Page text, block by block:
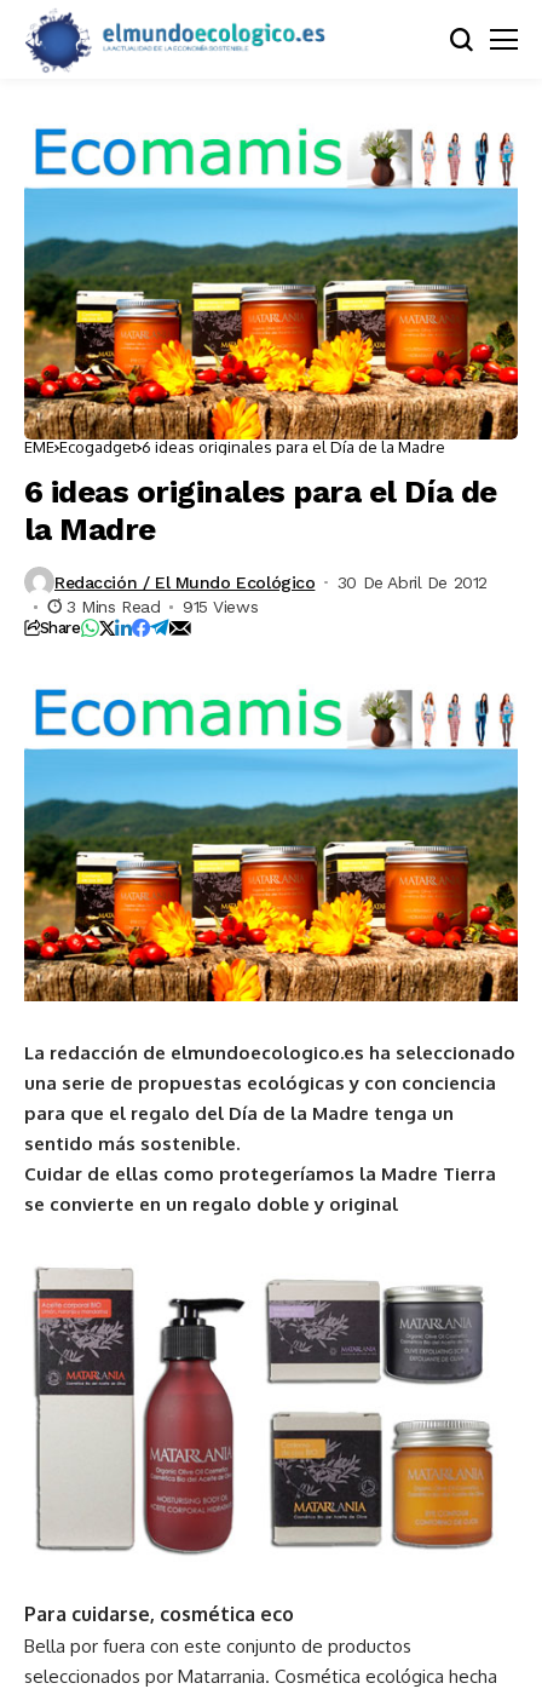
EME Ecogadget 6 ideas originales para el Día de la Madre
6 ideas originales para el Día de
la Madre
Redacción / El Mundo Ecológico
30 De Abril De 2012
3 Mins Read
915 Views
Share
La redacción de elmundoecologico.es ha seleccionado
una serie de propuestas ecológicas y con conciencia
para que el regalo del Día de la Madre tenga un
sentido más sostenible.
Cuidar de ellas como protegeríamos la Madre Tierra
se convierte en un regalo doble y original
Para cuidarse, cosmética eco
Bella por fuera con este conjunto de productos
seleccionados por Matarrania. Cosmética ecológica hecha